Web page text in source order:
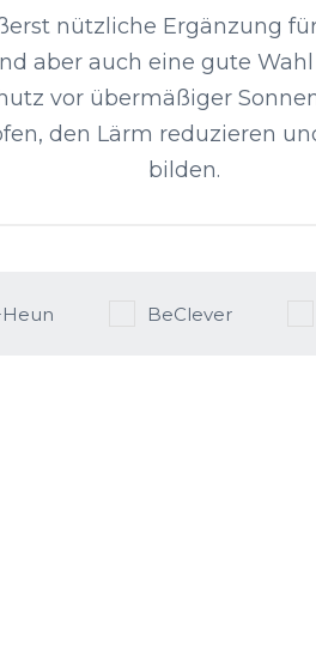
nützliche Ergänzung
aber auch eine gute
vor übermäßiger
den Lärm reduzieren
bilden.
BeClever